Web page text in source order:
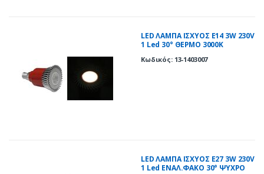
LED ΛΑΜΠΑ ΙΣΧΥΟΣ E14 3W 230V
1 Led 30° ΘΕΡΜΟ 3000Κ
Κωδικός: 13-1403007
LED ΛΑΜΠΑ ΙΣΧΥΟΣ Ε27 3W 230V
1 Led ΕΝΑΛ.ΦΑΚΟ 30° ΨΥΧΡΟ